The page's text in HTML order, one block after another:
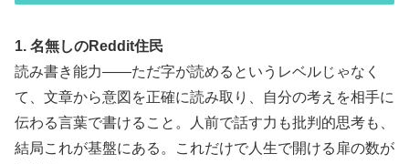
1. 名無しのReddit住民
読み書き能力——ただ字が読めるというレベルじゃなく
て、文章から意図を正確に読み取り、自分の考えを相手に
伝わる言葉で書けること。人前で話す力も批判的思考も、
結局これが基盤にある。これだけで人生で開ける扉の数が